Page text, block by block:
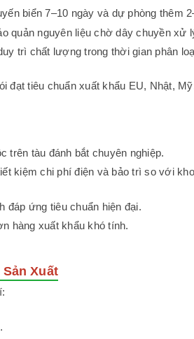
biển 7–10 ngày và dự phòng thêm
quản nguyên liệu chờ dây chuyền xử
trì chất lượng trong thời gian phân
đạt tiêu chuẩn xuất khẩu EU, Nhật,
trên tàu đánh bắt chuyên nghiệp.
kiệm chi phí điện và bảo trì so với
đáp ứng tiêu chuẩn hiện đại.
hàng xuất khẩu khó tính.
Xuất